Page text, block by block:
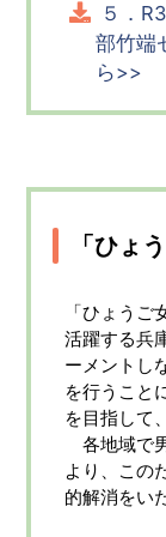
５．
部竹端
ら>>
「ひょ
「ひょう
活躍する兵
ーメントし
を行うこと
を目指して
各地域で
より、この
的解消をい